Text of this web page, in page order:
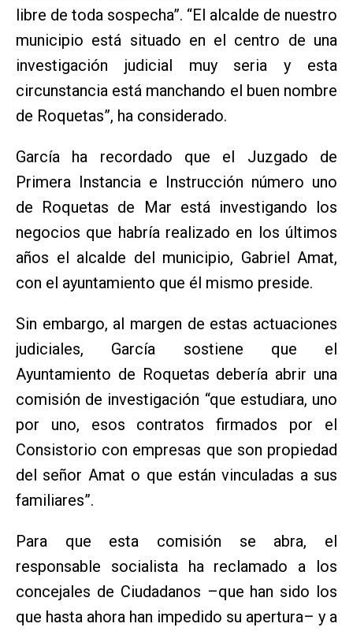
libre de toda sospecha”. “El alcalde de nuestro
municipio está situado en el centro de una
investigación judicial muy seria y esta
circunstancia está manchando el buen nombre
de Roquetas”, ha considerado.
García ha recordado que el Juzgado de
Primera Instancia e Instrucción número uno
de Roquetas de Mar está investigando los
negocios que habría realizado en los últimos
años el alcalde del municipio, Gabriel Amat,
con el ayuntamiento que él mismo preside.
Sin embargo, al margen de estas actuaciones
judiciales, García sostiene que el
Ayuntamiento de Roquetas debería abrir una
comisión de investigación “que estudiara, uno
por uno, esos contratos firmados por el
Consistorio con empresas que son propiedad
del señor Amat o que están vinculadas a sus
familiares”.
Para que esta comisión se abra, el
responsable socialista ha reclamado a los
concejales de Ciudadanos –que han sido los
que hasta ahora han impedido su apertura– y a